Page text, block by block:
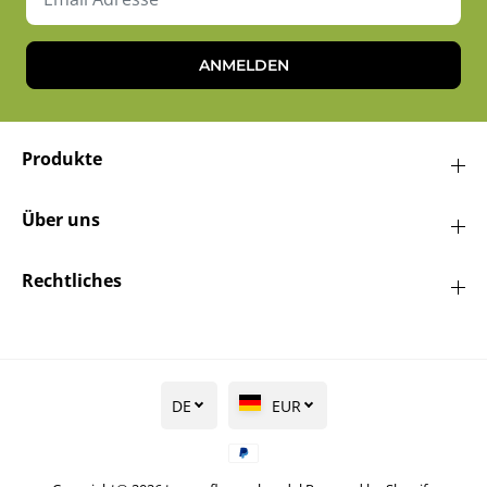
ANMELDEN
Produkte
Über uns
Rechtliches
DE EUR